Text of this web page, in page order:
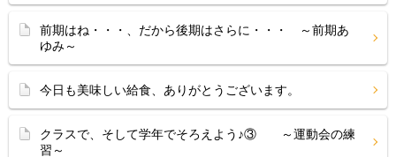
前期はね・・・、だから後期はさらに・・・ ～前期あ
ゆみ～
今日も美味しい給食、ありがとうございます。
クラスで、そして学年でそろえよう♪③ ～運動会の練
習～